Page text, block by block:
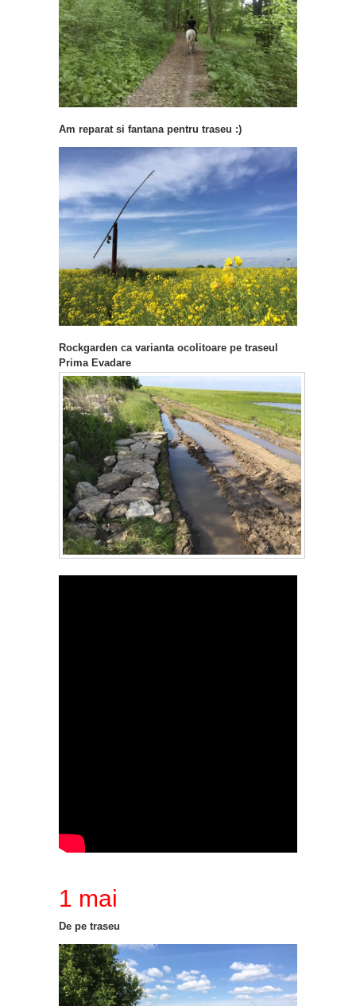
Am reparat si fantana pentru traseu :)
Rockgarden ca varianta ocolitoare pe traseul
Prima Evadare
1 mai
De pe traseu